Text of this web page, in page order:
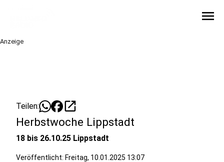
menu
Anzeige
Teilen: open_in_new
Herbstwoche Lippstadt
18 bis 26.10.25 Lippstadt
Veröffentlicht: Freitag, 10.01.2025 13:07